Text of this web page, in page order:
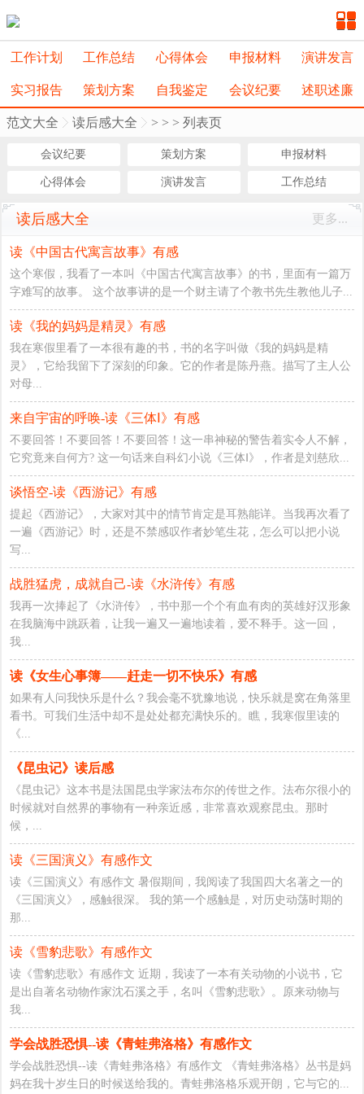
工作计划 工作总结 心得体会 申报材料 演讲发言
实习报告 策划方案 自我鉴定 会议纪要 述职述廉
>
范文大全 >
读后感大全 > 列表页
会议纪要 策划方案 申报材料
心得体会 演讲发言 工作总结
读后感大全 更多...
读《中国古代寓言故事》有感
这个寒假，我看了一本叫《中国古代寓言故事》的书，里面有一篇万
字难写的故事。 这个故事讲的是一个财主请了个教书先生教他儿子...
读《我的妈妈是精灵》有感
我在寒假里看了一本很有趣的书，书的名字叫做《我的妈妈是精
灵》，它给我留下了深刻的印象。它的作者是陈丹燕。描写了主人公
对母...
来自宇宙的呼唤-读《三体Ⅰ》有感
不要回答！不要回答！不要回答！这一串神秘的警告着实令人不解，
它究竟来自何方? 这一句话来自科幻小说《三体Ⅰ》，作者是刘慈欣...
谈悟空-读《西游记》有感
提起《西游记》，大家对其中的情节肯定是耳熟能详。当我再次看了
一遍《西游记》时，还是不禁感叹作者妙笔生花，怎么可以把小说
写...
战胜猛虎，成就自己-读《水浒传》有感
我再一次捧起了《水浒传》，书中那一个个有血有肉的英雄好汉形象
在我脑海中跳跃着，让我一遍又一遍地读着，爱不释手。这一回，
我...
读《女生心事簿——赶走一切不快乐》有感
如果有人问我快乐是什么？我会毫不犹豫地说，快乐就是窝在角落里
看书。可我们生活中却不是处处都充满快乐的。瞧，我寒假里读的
《...
《昆虫记》读后感
《昆虫记》这本书是法国昆虫学家法布尔的传世之作。法布尔很小的
时候就对自然界的事物有一种亲近感，非常喜欢观察昆虫。那时
候，...
读《三国演义》有感作文
读《三国演义》有感作文 暑假期间，我阅读了我国四大名著之一的
《三国演义》，感触很深。 我的第一个感触是，对历史动荡时期的
那...
读《雪豹悲歌》有感作文
读《雪豹悲歌》有感作文 近期，我读了一本有关动物的小说书，它
是出自著名动物作家沈石溪之手，名叫《雪豹悲歌》。原来动物与
我...
学会战胜恐惧--读《青蛙弗洛格》有感作文
学会战胜恐惧--读《青蛙弗洛格》有感作文 《青蛙弗洛格》丛书是妈
妈在我十岁生日的时候送给我的。青蛙弗洛格乐观开朗，它与它的...